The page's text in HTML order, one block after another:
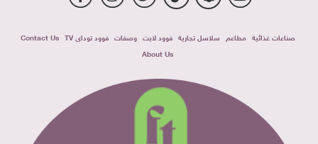
صناعات غذائية مطاعم سلاسل تجارية فوود لايت وصفات فوود توداى TV
Contact Us
About Us